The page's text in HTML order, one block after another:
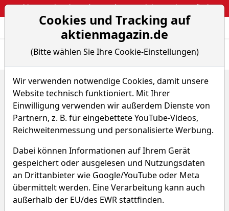
Webinar: So kassierst du trotzdem attraktive Optionsprämien
Aktien- und
Home Aktien SolarMax Technology Inc.
SolarMax Technology Aktie
Watchlist SMXT WKN A2QHRF
0,378 $ -0,86 %
Echtzeit-Aktienkurs 07.08.2026, 16:49 Uhr
Cookies und Tracking auf
aktienmagazin.de
(Bitte wählen Sie Ihre Cookie-Einstellungen)
Wir verwenden notwendige Cookies, damit unsere
Website technisch funktioniert. Mit Ihrer
Einwilligung verwenden wir außerdem Dienste von
Partnern, z. B. für eingebettete YouTube-Videos,
Reichweitenmessung und personalisierte Werbung.
Dabei können Informationen auf Ihrem Gerät
gespeichert oder ausgelesen und Nutzungsdaten
an Drittanbieter wie Google/YouTube oder Meta
übermittelt werden. Eine Verarbeitung kann auch
außerhalb der EU/des EWR stattfinden.